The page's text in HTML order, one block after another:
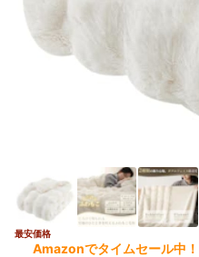
最安価格
Amazonでタイムセール中！